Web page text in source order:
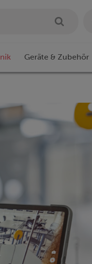
Geräte & Zubehör